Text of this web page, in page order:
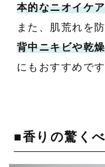
本的なニオイケア
また、肌荒れを
背中ニキビや乾燥
にもおすすめです
■香りの驚く